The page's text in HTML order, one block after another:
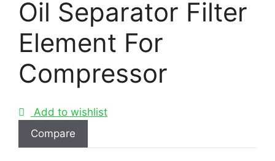
Oil Separator Filter
Element For
Compressor
Add to wishlist
Compare